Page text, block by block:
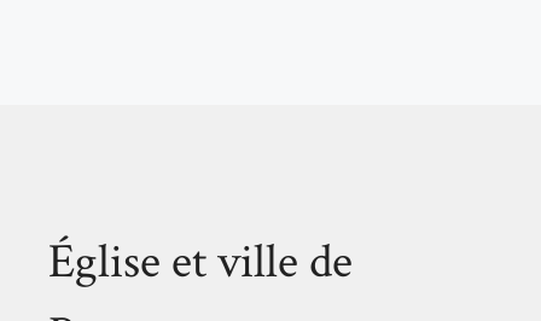
Église et ville de